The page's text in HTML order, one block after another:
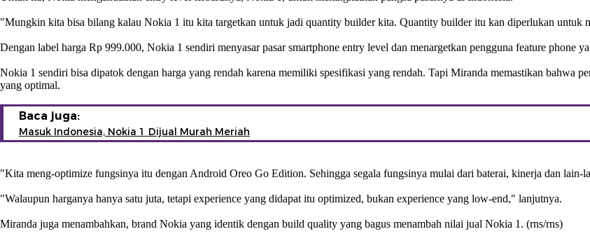
"Mungkin kita bisa bilang kalau Nokia 1 itu kita targetkan untuk jadi quantity builder kita. Quantity builder itu kan diperlukan untuk
Dengan label harga Rp 999.000, Nokia 1 sendiri menyasar pasar smartphone entry level dan menargetkan pengguna feature phone
Nokia 1 sendiri bisa dipatok dengan harga yang rendah karena memiliki spesifikasi yang rendah. Tapi Miranda memastikan bahwa
yang optimal.
Baca juga:
Masuk Indonesia, Nokia 1 Dijual Murah Meriah
"Kita meng-optimize fungsinya itu dengan Android Oreo Go Edition. Sehingga segala fungsinya mulai dari baterai, kinerja dan lain-
"Walaupun harganya hanya satu juta, tetapi experience yang didapat itu optimized, bukan experience yang low-end," lanjutnya.
Miranda juga menambahkan, brand Nokia yang identik dengan build quality yang bagus menambah nilai jual Nokia 1. (rns/rns)